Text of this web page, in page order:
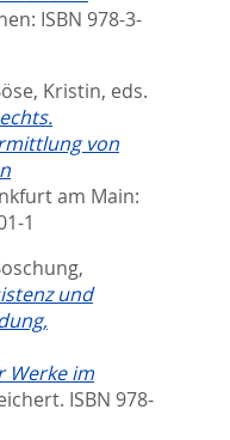
ISBN 978-3-
Kristin, eds.
von
am Main:
1
und
Werke im
ISBN 978-